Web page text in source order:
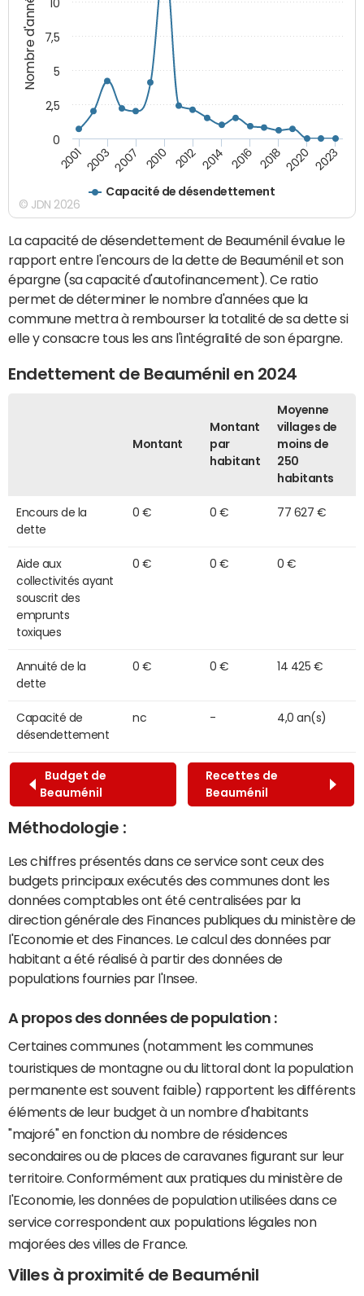
Nombre d'années
Capacité de désendettement
2001 2003 2007 2010 2012 2014 2016 2018 2020 2023
0
2,5
5
7,5
10
© JDN 2026
La capacité de désendettement de Beauménil évalue le
rapport entre l'encours de la dette de Beauménil et son
épargne (sa capacité d'autofinancement). Ce ratio
permet de déterminer le nombre d'années que la
commune mettra à rembourser la totalité de sa dette si
elle y consacre tous les ans l'intégralité de son épargne.
Endettement de Beauménil en 2024
Montant
Montant
par
habitant
Moyenne
villages de
moins de
250
habitants
Encours de la
dette
0 € 0 € 77 627 €
Aide aux
collectivités ayant
souscrit des
emprunts
toxiques
0 € 0 € 0 €
Annuité de la
dette
0 € 0 € 14 425 €
Capacité de
désendettement
nc - 4,0 an(s)
Budget de
Beauménil
Recettes de
Beauménil
Méthodologie :
Les chiffres présentés dans ce service sont ceux des
budgets principaux exécutés des communes dont les
données comptables ont été centralisées par la
direction générale des Finances publiques du ministère de
l'Economie et des Finances. Le calcul des données par
habitant a été réalisé à partir des données de
populations fournies par l'Insee.
A propos des données de population :
Certaines communes (notamment les communes
touristiques de montagne ou du littoral dont la population
permanente est souvent faible) rapportent les différents
éléments de leur budget à un nombre d'habitants
"majoré" en fonction du nombre de résidences
secondaires ou de places de caravanes figurant sur leur
territoire. Conformément aux pratiques du ministère de
l'Economie, les données de population utilisées dans ce
service correspondent aux populations légales non
majorées des villes de France.
Villes à proximité de Beauménil